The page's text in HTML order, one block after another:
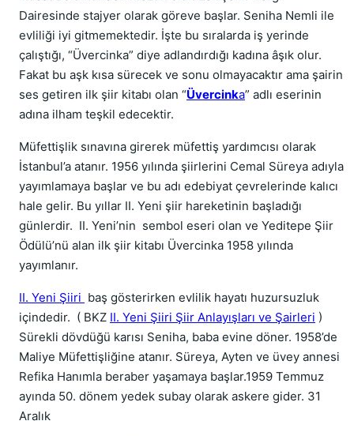
Dairesinde stajyer olarak göreve başlar. Seniha Nemli ile
evliliği iyi gitmemektedir. İşte bu sıralarda iş yerinde
çalıştığı, “Üvercinka” diye adlandırdığı kadına âşık olur.
Fakat bu aşk kısa sürecek ve sonu olmayacaktır ama şairin
ses getiren ilk şiir kitabı olan “Üvercinka” adlı eserinin
adına ilham teşkil edecektir.
Müfettişlik sınavına girerek müfettiş yardımcısı olarak
İstanbul’a atanır. 1956 yılında şiirlerini Cemal Süreya adıyla
yayımlamaya başlar ve bu adı edebiyat çevrelerinde kalıcı
hale gelir. Bu yıllar II. Yeni şiir hareketinin başladığı
günlerdir. II. Yeni’nin sembol eseri olan ve Yeditepe Şiir
Ödülü’nü alan ilk şiir kitabı Üvercinka 1958 yılında
yayımlanır.
II. Yeni Şiiri baş gösterirken evlilik hayatı huzursuzluk
içindedir. ( BKZ II. Yeni Şiiri Şiir Anlayışları ve Şairleri )
Sürekli dövdüğü karısı Seniha, baba evine döner. 1958’de
Maliye Müfettişliğine atanır. Süreya, Ayten ve üvey annesi
Refika Hanımla beraber yaşamaya başlar.1959 Temmuz
ayında 50. dönem yedek subay olarak askere gider. 31
Aralık